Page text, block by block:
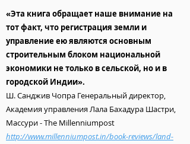
«Эта книга обращает наше внимание на
тот факт, что регистрация земли и
управление ею являются основным
строительным блоком национальной
экономики не только в сельской, но и в
городской Индии».
Ш. Санджив Чопра Генеральный директор,
Академия управления Лала Бахадура Шастри,
Массури - The Millenniumpost
http://www.millenniumpost.in/book-reviews/land-